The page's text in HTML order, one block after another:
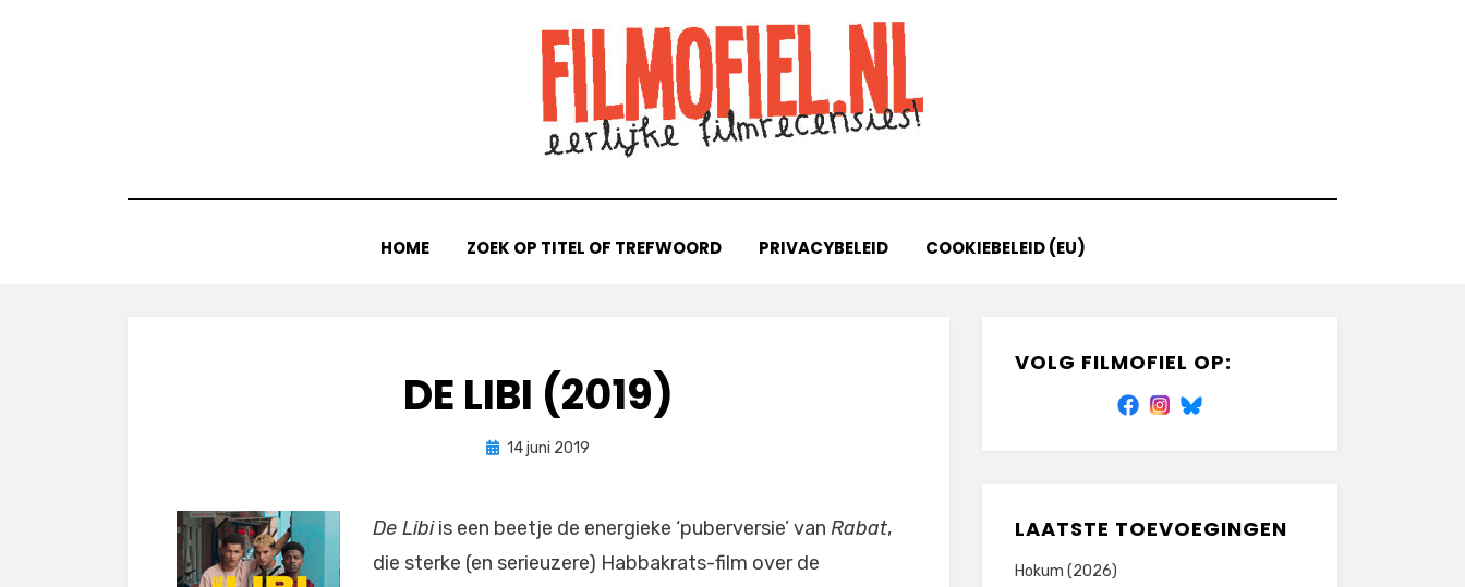
HOME ZOEK OP TITEL OF TREFWOORD PRIVACYBELEID COOKIEBELEID (EU)
DE LIBI (2019)
doorFilmofiel.nl
Geplaatst
14 juni 2019
De Libiis een beetje de energieke ‘puberversie’ van Rabat,
die sterke (en serieuzere) Habbakrats-film over de
VOLG FILMOFIEL OP:
LAATSTE TOEVOEGINGEN
Hokum (2026)